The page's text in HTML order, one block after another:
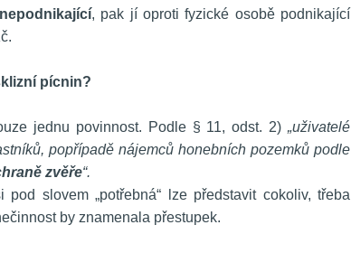
, pak jí oproti fyzické osobě podnikající
pícnin?
jednu povinnost. Podle § 11, odst. 2) „uživatelé
popřípadě nájemců honebních pozemků podle
zvěře“.
slovem „potřebná“ lze představit cokoliv, třeba
by znamenala přestupek.